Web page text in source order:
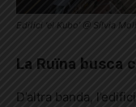
Edifici ‘el Kubo’ @ Sílvia
La Ruïna busca
D’altra banda,